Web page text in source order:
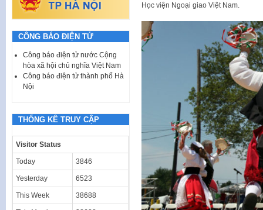
Học viện Ngoại giao Việt Nam.
CÔNG BÁO ĐIỆN TỬ
Công báo điện tử nước Cộng
hòa xã hội chủ nghĩa Việt Nam
Công báo điện tử thành phố Hà
Nội
THỐNG KÊ TRUY CẬP
Visitor Status
Today 3846
Yesterday 6523
This Week 38688